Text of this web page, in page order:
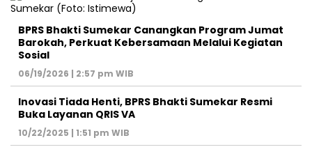
BPRS Bhakti Sumekar Canangkan Program Jumat
Barokah, Perkuat Kebersamaan Melalui Kegiatan
Sosial
06/19/2026 | 2:57 pm WIB
Inovasi Tiada Henti, BPRS Bhakti Sumekar Resmi
Buka Layanan QRIS VA
10/22/2025 | 1:51 pm WIB